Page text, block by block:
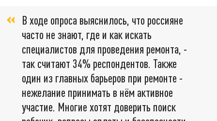
В ходе опроса выяснилось, что россияне
часто не знают, где и как искать
специалистов для проведения ремонта, -
так считают 34% респондентов. Также
один из главных барьеров при ремонте -
нежелание принимать в нём активное
участие. Многие хотят доверить поиск